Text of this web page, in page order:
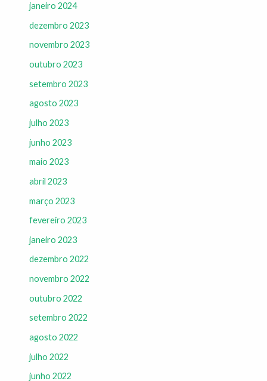
janeiro 2024
dezembro 2023
novembro 2023
outubro 2023
setembro 2023
agosto 2023
julho 2023
junho 2023
maio 2023
abril 2023
março 2023
fevereiro 2023
janeiro 2023
dezembro 2022
novembro 2022
outubro 2022
setembro 2022
agosto 2022
julho 2022
junho 2022